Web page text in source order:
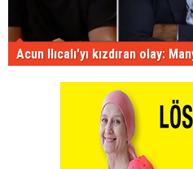
Acun Ilıcalı'yı kızdıran olay: